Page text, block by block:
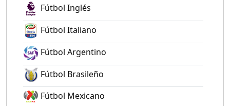
Fútbol Inglés
Fútbol Italiano
Fútbol Argentino
Fútbol Brasileño
Fútbol Mexicano